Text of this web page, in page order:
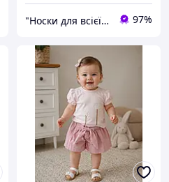
"Носки для всієї сім'ї, одяг, взуття та інші товари" 97%